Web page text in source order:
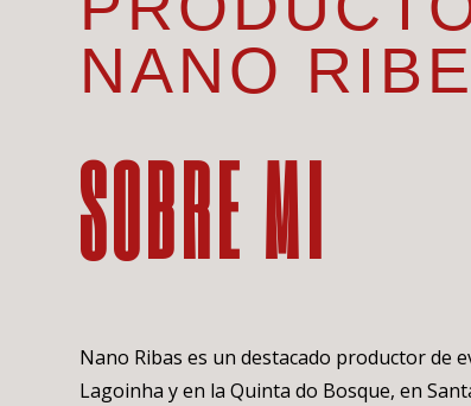
NANO
SOBRE MI
Nano Ribas es un destacado productor de
Lagoinha y en la Quinta do Bosque, en